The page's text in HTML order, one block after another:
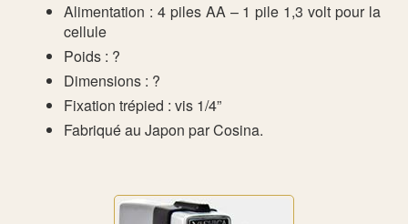
Alimentation : 4 piles AA – 1 pile 1,3 volt pour la
cellule
Poids : ?
Dimensions : ?
Fixation trépied : vis 1/4”
Fabriqué au Japon par Cosina.